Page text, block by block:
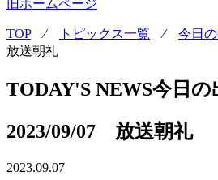
旧ホームページ
TOP⁄ トピックス一覧 ⁄ 今日
放送朝礼
TODAY'S NEWS今日の
2023/09/07 放送朝礼
2023.09.07